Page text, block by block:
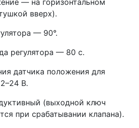
— на горизонтальном
вверх).
— 90°.
регулятора — 80 с.
датчика положения для
В.
(выходной ключ
при срабатывании клапана).